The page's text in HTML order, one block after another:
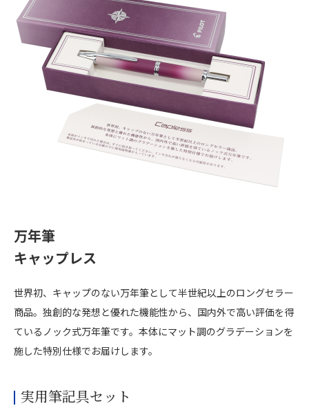
万年筆
キャップレス
世界初、キャップのない万年筆として半世紀以上のロングセラー
商品。独創的な発想と優れた機能性から、国内外で高い評価を得
ているノック式万年筆です。本体にマット調のグラデーションを
施した特別仕様でお届けします。
実用筆記具セット